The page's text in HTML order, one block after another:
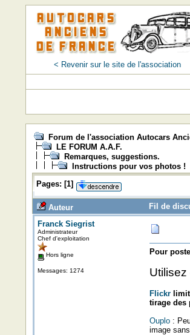
< Revenir sur le site de l'association
Forum de l'association Autocars
LE FORUM A.A.F.
Remarques, suggestions.
Instructions pour vos photos !
Pages: [1]
Auteur
Fil de
Franck Siegrist
Administrateur
Chef d'exploitation
Hors ligne
Messages: 1274
Pour
Flickr
tirage des
Ouplo:
image